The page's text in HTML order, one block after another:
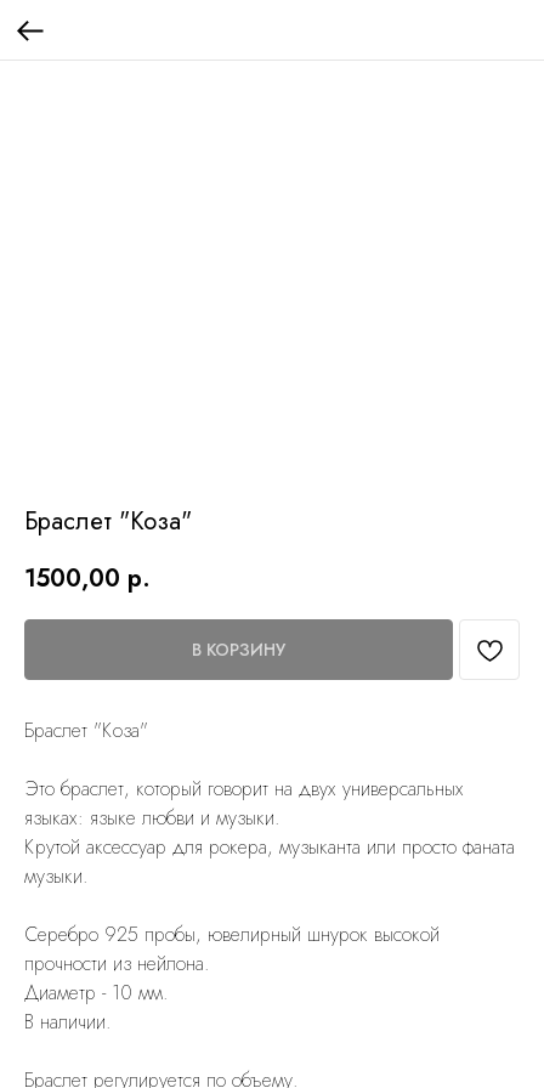
Браслет "Коза"
1500,00 р.
В КОРЗИНУ
Браслет "Коза"
Это браслет, который говорит на двух универсальных
языках: языке любви и музыки.
Крутой аксессуар для рокера, музыканта или просто фаната
музыки.
Cеребро 925 пробы, ювелирный шнурок высокой
прочности из нейлона.
Диаметр - 10 мм.
В наличии.
Браслет регулируется по объему.